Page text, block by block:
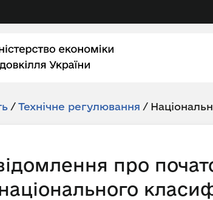
/ Технічне регулювання /
про